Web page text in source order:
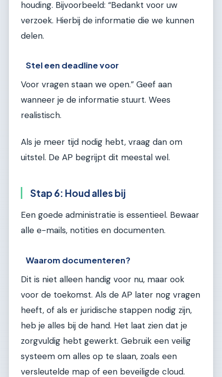
houding. Bijvoorbeeld: “Bedankt voor uw
verzoek. Hierbij de informatie die we kunnen
delen.
Stel een deadline voor
Voor vragen staan we open.” Geef aan
wanneer je de informatie stuurt. Wees
realistisch.
Als je meer tijd nodig hebt, vraag dan om
uitstel. De AP begrijpt dit meestal wel.
Stap 6: Houd alles bij
Een goede administratie is essentieel. Bewaar
alle e-mails, notities en documenten.
Waarom documenteren?
Dit is niet alleen handig voor nu, maar ook
voor de toekomst. Als de AP later nog vragen
heeft, of als er juridische stappen nodig zijn,
heb je alles bij de hand. Het laat zien dat je
zorgvuldig hebt gewerkt. Gebruik een veilig
systeem om alles op te slaan, zoals een
versleutelde map of een beveiligde cloud.